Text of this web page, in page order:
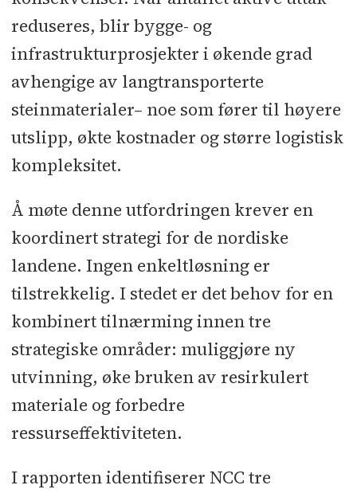
reduseres, blir bygge- og
infrastrukturprosjekter i økende grad
avhengige av langtransporterte
steinmaterialer– noe som fører til høyere
utslipp, økte kostnader og større logistisk
kompleksitet.
Å møte denne utfordringen krever en
koordinert strategi for de nordiske
landene. Ingen enkeltløsning er
tilstrekkelig. I stedet er det behov for en
kombinert tilnærming innen tre
strategiske områder: muliggjøre ny
utvinning, øke bruken av resirkulert
materiale og forbedre
ressurseffektiviteten.
I rapporten identifiserer NCC tre